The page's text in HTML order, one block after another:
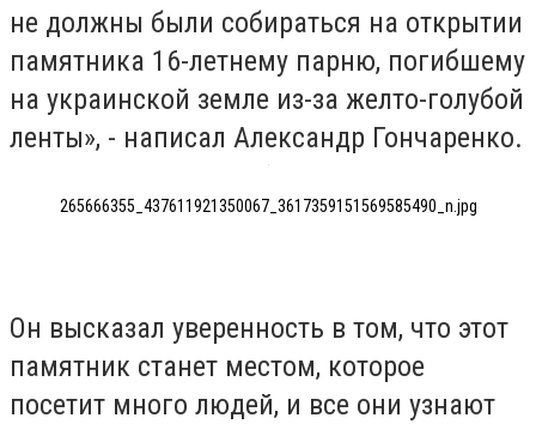
не должны были собираться на открытии
памятника 16-летнему парню, погибшему
на украинской земле из-за желто-голубой
ленты», - написал Александр Гончаренко.
265666355_437611921350067_3617359151569585490_n.jpg
Он высказал уверенность в том, что этот
памятник станет местом, которое
посетит много людей, и все они узнают